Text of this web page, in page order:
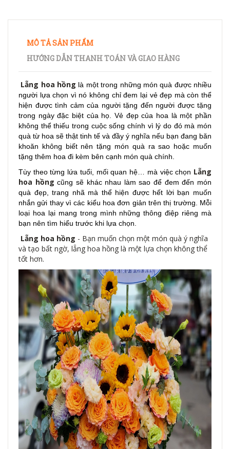
MÔ TẢ SẢN PHẨM
HƯỚNG DẪN THANH TOÁN VÀ GIAO HÀNG
Lẵng hoa hồng là một trong những món quà được nhiều
người lựa chọn vì nó không chỉ đem lại vẻ đẹp mà còn thể
hiện được tình cảm của người tặng đến người được tặng
trong ngày đặc biệt của họ. Vẻ đẹp của hoa là một phần
không thể thiếu trong cuộc sống chính vì lý do đó mà món
quà từ hoa sẽ thật tinh tế và đầy ý nghĩa nếu bạn đang băn
khoăn không biết nên tặng món quà ra sao hoặc muốn
tặng thêm hoa đi kèm bên cạnh món quà chính.
Tùy theo từng lứa tuổi, mối quan hệ… mà việc chọn Lẵng
hoa hồng cũng sẽ khác nhau làm sao để đem đến món
quà đẹp, trang nhã mà thể hiện được hết lời bạn muốn
nhắn gửi thay vì các kiểu hoa đơn giản trên thị trường. Mỗi
loại hoa lại mang trong mình những thông điệp riêng mà
bạn nên tìm hiểu trước khi lựa chọn.
Lẵng hoa hồng - Bạn muốn chọn một món quà ý nghĩa
và tạo bất ngờ, lẵng hoa hồng là một lựa chọn không thể
tốt hơn.